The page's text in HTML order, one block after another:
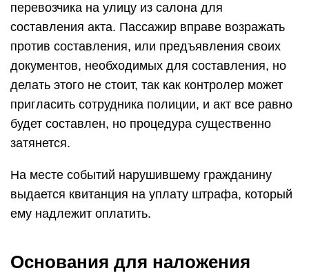
перевозчика на улицу из салона для
составления акта. Пассажир вправе возражать
против составления, или предъявления своих
документов, необходимых для составления, но
делать этого не стоит, так как контролер может
пригласить сотрудника полиции, и акт все равно
будет составлен, но процедура существенно
затянется.
На месте событий нарушившему гражданину
выдается квитанция на уплату штрафа, который
ему надлежит оплатить.
Основания для наложения